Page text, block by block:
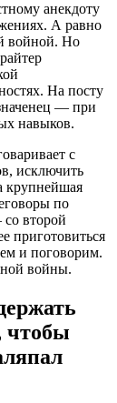
анекдоту
А равно
войной. Но
На посту
— при
навыков.
с
исключить
крупнейшая
по
второй
приготовиться
и поговорим.
войны.
чтобы